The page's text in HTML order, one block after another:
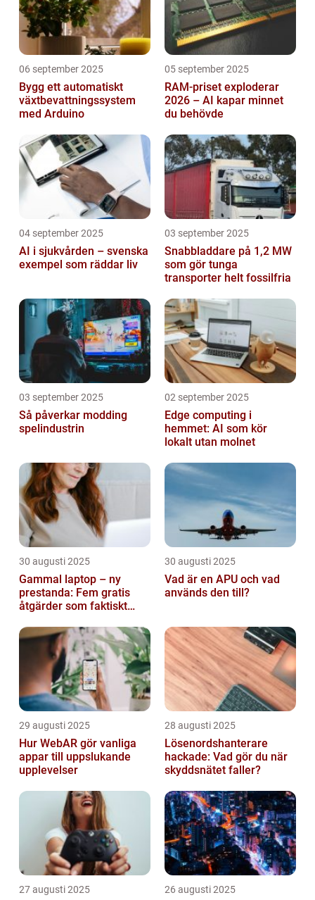
06 september 2025
Bygg ett automatiskt
växtbevattningssystem
med Arduino
05 september 2025
RAM-priset exploderar
2026 – AI kapar minnet
du behövde
04 september 2025
AI i sjukvården – svenska
exempel som räddar liv
03 september 2025
Snabbladdare på 1,2 MW
som gör tunga
transporter helt fossilfria
03 september 2025
Så påverkar modding
spelindustrin
02 september 2025
Edge computing i
hemmet: AI som kör
lokalt utan molnet
30 augusti 2025
Gammal laptop – ny
prestanda: Fem gratis
åtgärder som faktiskt
30 augusti 2025
Vad är en APU och vad
används den till?
29 augusti 2025
Hur WebAR gör vanliga
appar till uppslukande
upplevelser
28 augusti 2025
Lösenordshanterare
hackade: Vad gör du när
skyddsnätet faller?
27 augusti 2025 26 augusti 2025